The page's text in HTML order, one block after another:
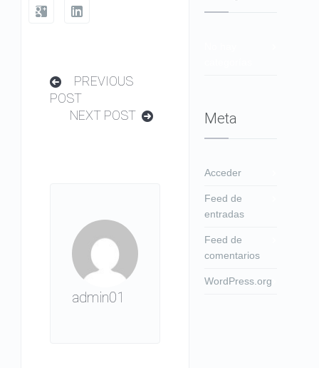
PREVIOUS
POST
NEXT POST
admin01
Meta
Acceder
Feed de
entradas
Feed de
comentarios
WordPress.org